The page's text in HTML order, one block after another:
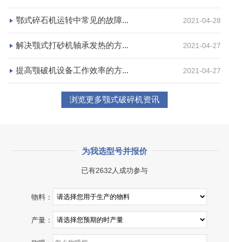
咨询该项目执行经理
鄂式碎石机运转中常见的故障... 2021-04-28
解决颚式打砂机轴承发热的方... 2021-04-27
提高颚破机设备工作效率的方... 2021-04-27
浏览更多颚式破碎机资讯
为我选型号并报价
已有2632人成功参与
物料：
产量：